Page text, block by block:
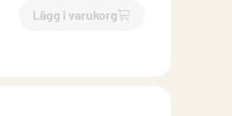
Lägg i varukorg
`$Lägg till